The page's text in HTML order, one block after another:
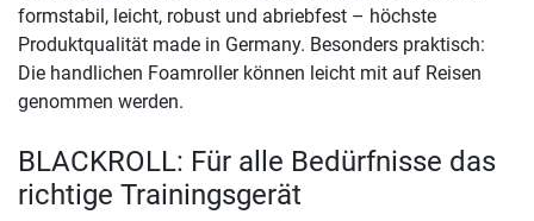
formstabil, leicht, robust und abriebfest – höchste
Produktqualität made in Germany. Besonders praktisch:
Die handlichen Foamroller können leicht mit auf Reisen
genommen werden.
BLACKROLL: Für alle Bedürfnisse das
richtige Trainingsgerät